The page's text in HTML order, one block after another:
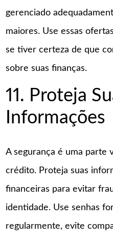
gerenciado
maiores. Use essas
se tiver certeza de que
sobre suas finanças.
11. Proteja
Informações
A segurança é uma parte
crédito. Proteja suas
financeiras para evitar
identidade. Use senhas
regularmente, evite